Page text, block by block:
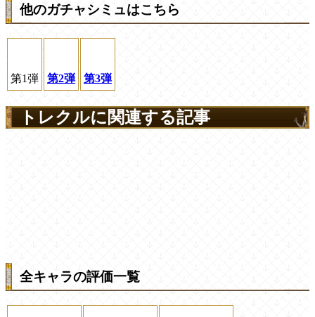
他のガチャシミュはこちら
第1弾 第2弾 第3弾
トレクルに関連する記事
全キャラの評価一覧